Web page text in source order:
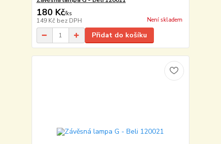
180 Kč/ks
149 Kč bez DPH Není skladem
Přidat do košíku